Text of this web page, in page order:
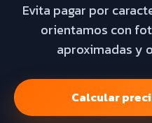
Evita pagar por
orientamos con
aproximadas y
Calcular